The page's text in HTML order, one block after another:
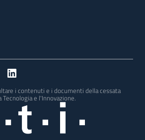
i contenuti e i documenti della cessata
e l'Innovazione.